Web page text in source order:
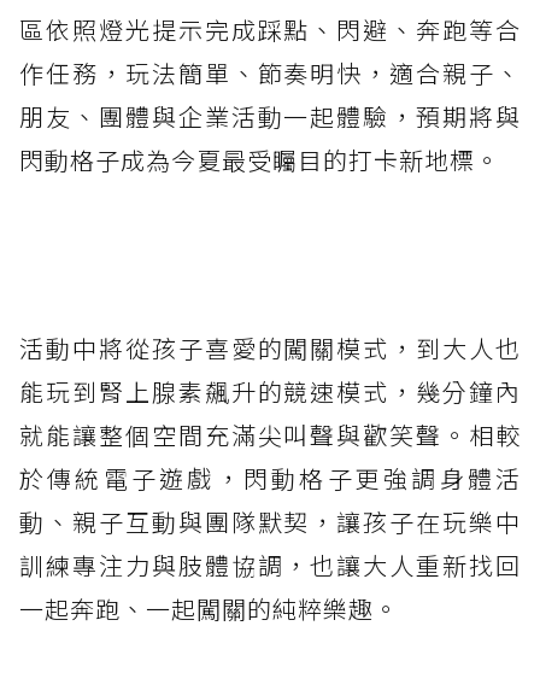
區依照燈光提示完成踩點、閃避、奔跑等合
作任務，玩法簡單、節奏明快，適合親子、
朋友、團體與企業活動一起體驗，預期將與
閃動格子成為今夏最受矚目的打卡新地標。
活動中將從孩子喜愛的闖關模式，到大人也
能玩到腎上腺素飆升的競速模式，幾分鐘內
就能讓整個空間充滿尖叫聲與歡笑聲。相較
於傳統電子遊戲，閃動格子更強調身體活
動、親子互動與團隊默契，讓孩子在玩樂中
訓練專注力與肢體協調，也讓大人重新找回
一起奔跑、一起闖關的純粹樂趣。